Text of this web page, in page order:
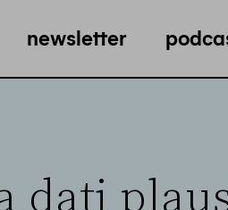
newsletter
dati